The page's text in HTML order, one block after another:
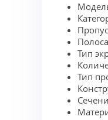
Тип
Тип